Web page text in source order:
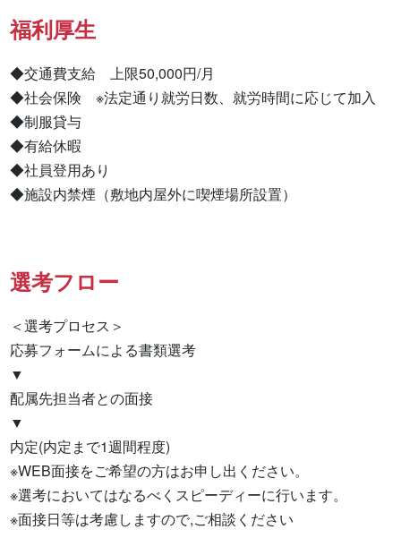
福利厚生
◆交通費支給　上限50,000円/月
◆社会保険　※法定通り就労日数、就労時間に応じて加入
◆制服貸与
◆有給休暇
◆社員登用あり
◆施設内禁煙（敷地内屋外に喫煙場所設置）
選考フロー
＜選考プロセス＞
応募フォームによる書類選考
▼
配属先担当者との面接
▼
内定(内定まで1週間程度)
※WEB面接をご希望の方はお申し出ください。
※選考においてはなるべくスピーディーに行います。
※面接日等は考慮しますので,ご相談ください